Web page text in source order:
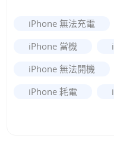
iPhone 無法充電
iPhone 當機
iPhone 無法開機
iPhone 耗電